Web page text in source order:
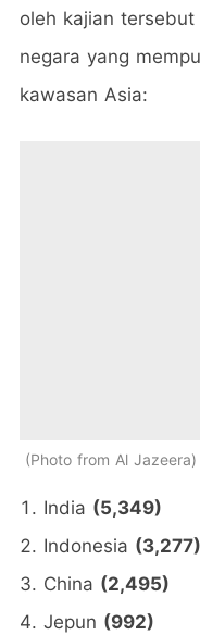
oleh kajian
negara yang
kawasan Asia:
Photo from Al Jazeera
India (5,349)
Indonesia (3,277)
China (2,495)
Jepun (992)